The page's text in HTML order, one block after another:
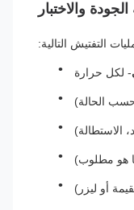
والاختبار
التفتيش التالية:
- لكل حرارة
الاستطالة)
أو ليزر)